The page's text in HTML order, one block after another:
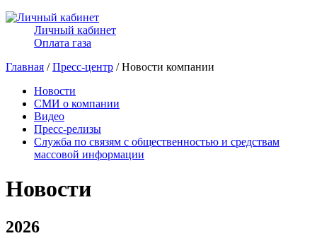
Личный кабинет
Оплата газа
Главная /Пресс-центр / Новости компании
Новости
СМИ о компании
Видео
Пресс-релизы
Служба по связям с общественностью и средствам
массовой информации
Новости
2026